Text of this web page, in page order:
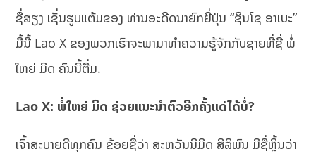
ຊື່ສຽງ ເຊັ່ນຮູບແຕ້ມຂອງ ທ່ານອະດີດນາຍົກຍີ່ປຸ່ນ “ຊິນໂຊ ອາເບະ”
ມື້ນີ້ Lao X ຂອງພວກເຮົາຈະພາມາທໍາຄວາມຮູ້ຈັກກັບຊາຍທີ່ຊື່ ພໍ່
ໃຫຍ່ ມິດ ຄົນນີ້ຕື່ມ.
Lao X: ພໍ່ໃຫຍ່ ມິດ ຊ່ວຍແນະນໍາຕົວອີກຄັ້ງແດ່ໄດ້ບໍ່?
ເຈົ້າສະບາຍດີທຸກຄົນ ຂ້ອຍຊື່ວ່າ ສະຫວັນນິມິດ ສິລິພົນ ມີຊື່ຫຼິ້ນວ່າ